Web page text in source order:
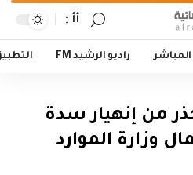
أأ
المباشر راديو الرشيد FM
من إنهيار سدة
وزارة الموارد